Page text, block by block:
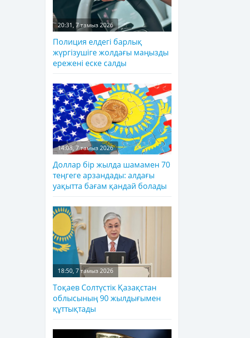
20:31, 7 тамыз 2026
Полиция елдегі барлық
жүргізушіге жолдағы маңызды
ережені еске салды
14:08, 7 тамыз 2026
Доллар бір жылда шамамен 70
теңгеге арзандады: алдағы
уақытта бағам қандай болады
18:50, 7 тамыз 2026
Тоқаев Солтүстік Қазақстан
облысының 90 жылдығымен
құттықтады